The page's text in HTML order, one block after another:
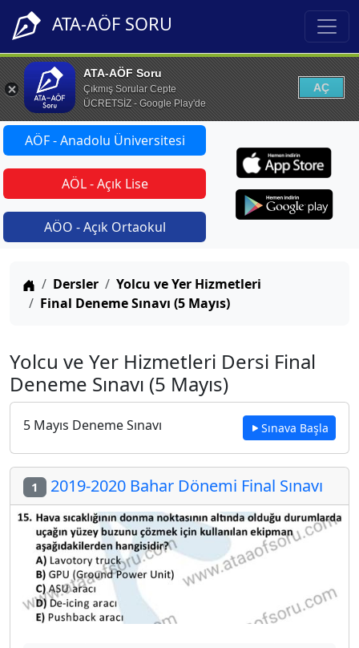
ATA-AÖF SORU
ATA-AÖF Soru
Çıkmış Sorular Cepte
ÜCRETSİZ - Google Play'de
AÇ
AÖF - Anadolu Üniversitesi
AÖL - Açık Lise
AÖO - Açık Ortaokul
Anasayfa
Dersler
Yolcu ve Yer Hizmetleri
Final Deneme Sınavı (5 Mayıs)
Yolcu ve Yer Hizmetleri Dersi Final
Deneme Sınavı (5 Mayıs)
5 Mayıs Deneme Sınavı Sınava Başla
1 2019-2020 Bahar Dönemi Final Sınavı